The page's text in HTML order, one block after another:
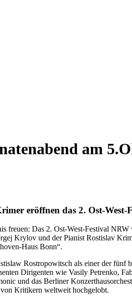
am
eröffnen das 2. Ost-West-
freuen: Das 2. Ost-West-Festival
Krylov und der Pianist Rostislav
Haus Bonn“.
Rostropowitsch als einer der fünf
Dirigenten wie Vasily Petrenko,
und das Berliner
Kritikern weltweit hochgelobt.